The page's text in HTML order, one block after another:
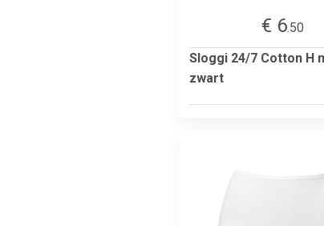
€ 6.50
Sloggi 24/7 Cotton H
zwart